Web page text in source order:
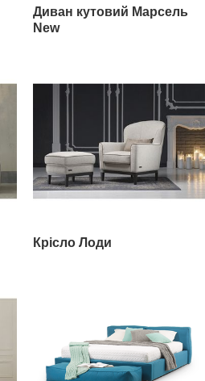
Диван кутовий Марсель
New
Крісло Лоди